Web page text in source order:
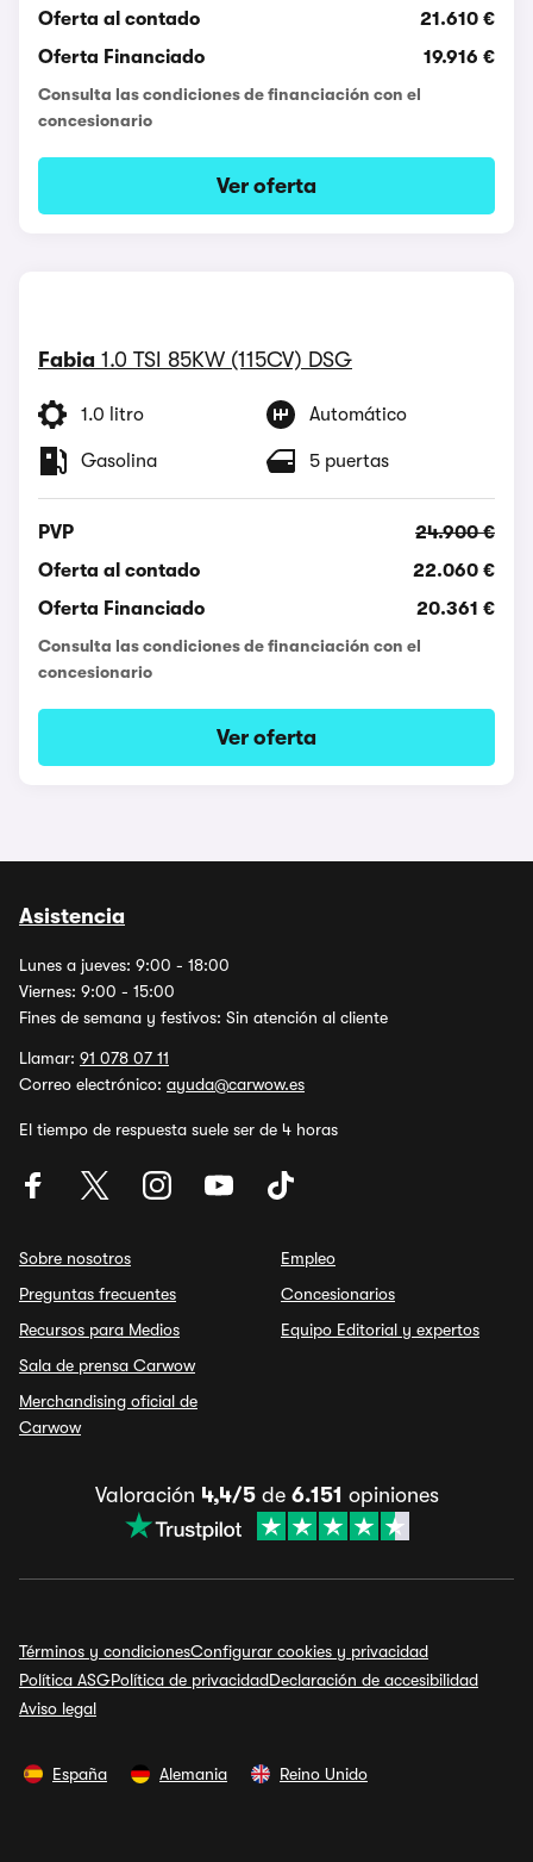
Oferta al contado
21.610 €
Oferta Financiado
19.916 €
Consulta las condiciones de financiación con el
concesionario
Ver oferta
Fabia 1.0 TSI 85KW (115CV) DSG
1.0 litro Automático
Gasolina 5 puertas
PVP
24.900 €
Oferta al contado
22.060 €
Oferta Financiado
20.361 €
Consulta las condiciones de financiación con el
concesionario
Ver oferta
Asistencia
Lunes a jueves: 9:00 - 18:00
Viernes: 9:00 - 15:00
Fines de semana y festivos: Sin atención al cliente
Llamar: 91 078 07 11
Correo electrónico: ayuda@carwow.es
El tiempo de respuesta suele ser de 4 horas
Sobre nosotros
Preguntas frecuentes
Recursos para Medios
Sala de prensa Carwow
Merchandising oficial de
Carwow
Empleo
Concesionarios
Equipo Editorial y expertos
Valoración 4,4/5de 6.151 opiniones
Términos y condicionesConfigurar cookies y privacidad
Política ASGPolítica de privacidadDeclaración de accesibilidad
Aviso legal
España Alemania Reino Unido